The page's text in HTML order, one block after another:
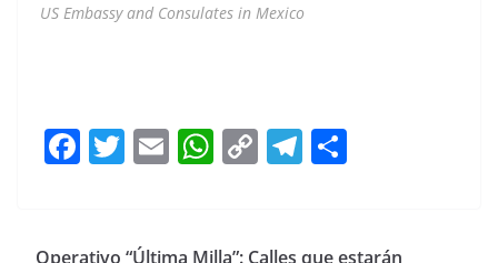
US Embassy and Consulates in Mexico
F
e
T
er
E
l
W
s
C
y
T
gr e
Operativo “Última Milla”: Calles que estarán